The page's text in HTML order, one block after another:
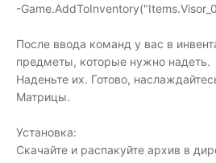
-
После ввода команд у вас в
предметы, которые нужно надеть.
Наденьте их. Готово,
Матрицы.
Установка:
Скачайте и распакуйте архив в